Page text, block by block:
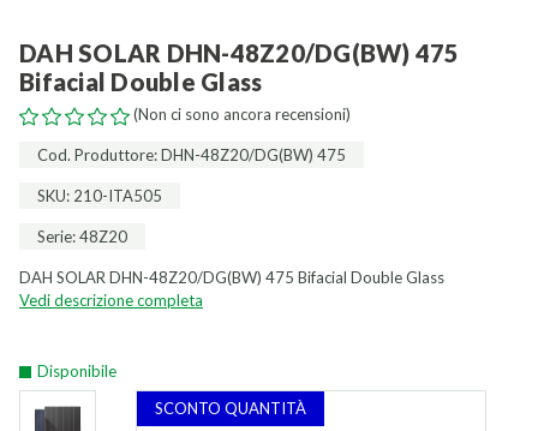
SCONTO QUANTITÀ
DAH SOLAR DHN-48Z20/DG(BW) 475
Bifacial Double Glass
(Non ci sono ancora recensioni)
Cod. Produttore: DHN-48Z20/DG(BW) 475
SKU: 210-ITA505
Serie: 48Z20
DAH SOLAR DHN-48Z20/DG(BW) 475 Bifacial Double Glass
Vedi descrizione completa
Disponibile